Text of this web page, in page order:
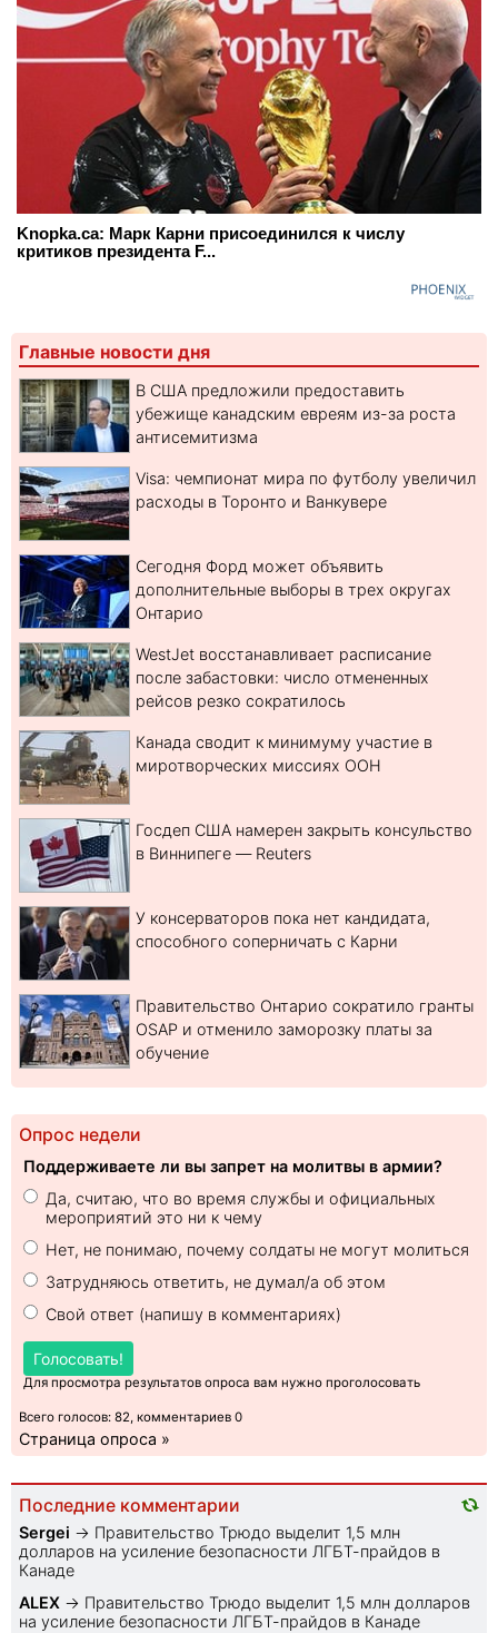
Knopka.ca: Марк Карни присоединился к числу
критиков президента F...
Главные новости дня
В США предложили предоставить
убежище канадским евреям из-за роста
антисемитизма
Visa: чемпионат мира по футболу увеличил
расходы в Торонто и Ванкувере
Сегодня Форд может объявить
дополнительные выборы в трех округах
Онтарио
WestJet восстанавливает расписание
после забастовки: число отмененных
рейсов резко сократилось
Канада сводит к минимуму участие в
миротворческих миссиях ООН
Госдеп США намерен закрыть консульство
в Виннипеге — Reuters
У консерваторов пока нет кандидата,
способного соперничать с Карни
Правительство Онтарио сократило гранты
OSAP и отменило заморозку платы за
обучение
Опрос недели
Поддерживаете ли вы запрет на молитвы в армии?
Да, считаю, что во время службы и официальных
мероприятий это ни к чему
Нет, не понимаю, почему солдаты не могут молиться
Затрудняюсь ответить, не думал/а об этом
Свой ответ (напишу в комментариях)
Голосовать!
Для просмотра результатов опроса вам нужно проголосовать
Всего голосов: 82, комментариев 0
Страница опроса »
Последние комментарии
Sеrgei → Правительство Трюдо выделит 1,5 млн
долларов на усиление безопасности ЛГБТ-прайдов в
Канаде
ALEX → Правительство Трюдо выделит 1,5 млн долларов
на усиление безопасности ЛГБТ-прайдов в Канаде